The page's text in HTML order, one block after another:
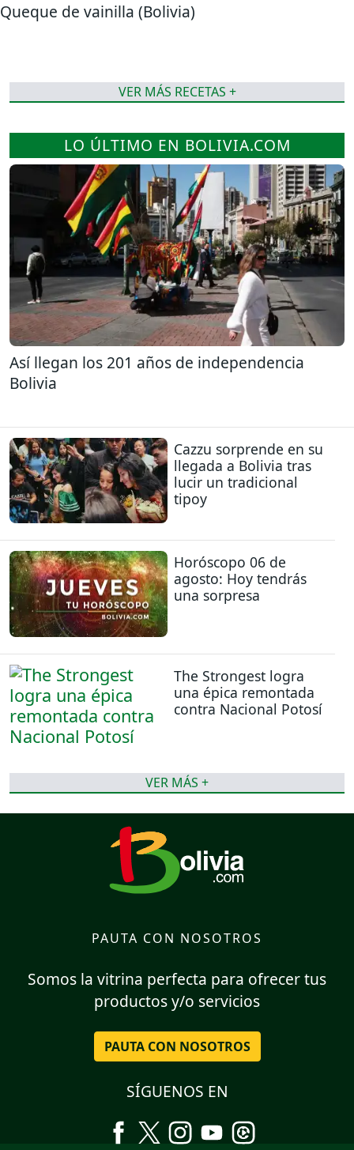
Queque de vainilla (Bolivia)
VER MÁS RECETAS +
LO ÚLTIMO EN BOLIVIA.COM
Así llegan los 201 años de independencia
Bolivia
Cazzu sorprende en su
llegada a Bolivia tras
lucir un tradicional
tipoy
Horóscopo 06 de
agosto: Hoy tendrás
una sorpresa
The Strongest logra
una épica remontada
contra Nacional Potosí
VER MÁS +
PAUTA CON NOSOTROS
Somos la vitrina perfecta para ofrecer tus
productos y/o servicios
PAUTA CON NOSOTROS
SÍGUENOS EN